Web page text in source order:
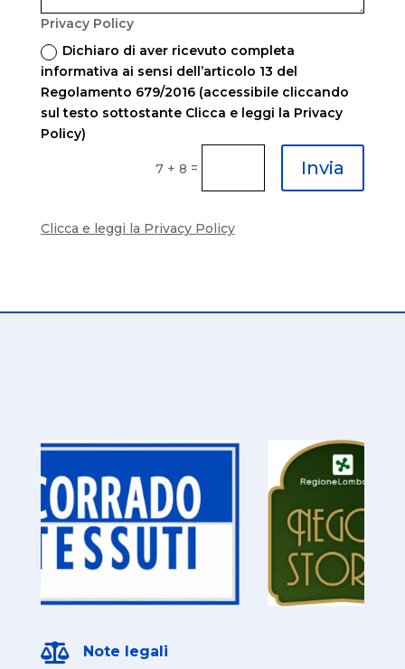
Privacy Policy
Dichiaro di aver ricevuto completa
informativa ai sensi dell’articolo 13 del
Regolamento 679/2016 (accessibile cliccando
sul testo sottostante Clicca e leggi la Privacy
Policy)
7 + 8 = Invia
Clicca e leggi la Privacy Policy
 Note legali